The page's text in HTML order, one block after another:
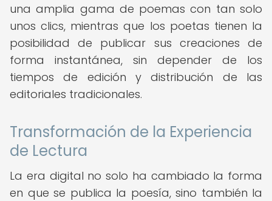
una amplia gama de poemas con tan solo
unos clics, mientras que los poetas tienen la
posibilidad de publicar sus creaciones de
forma instantánea, sin depender de los
tiempos de edición y distribución de las
editoriales tradicionales.
Transformación de la Experiencia
de Lectura
La era digital no solo ha cambiado la forma
en que se publica la poesía, sino también la